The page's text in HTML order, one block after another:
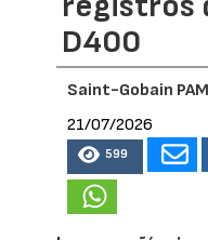
D400
Saint-Gobain PAM
21/07/2026
599